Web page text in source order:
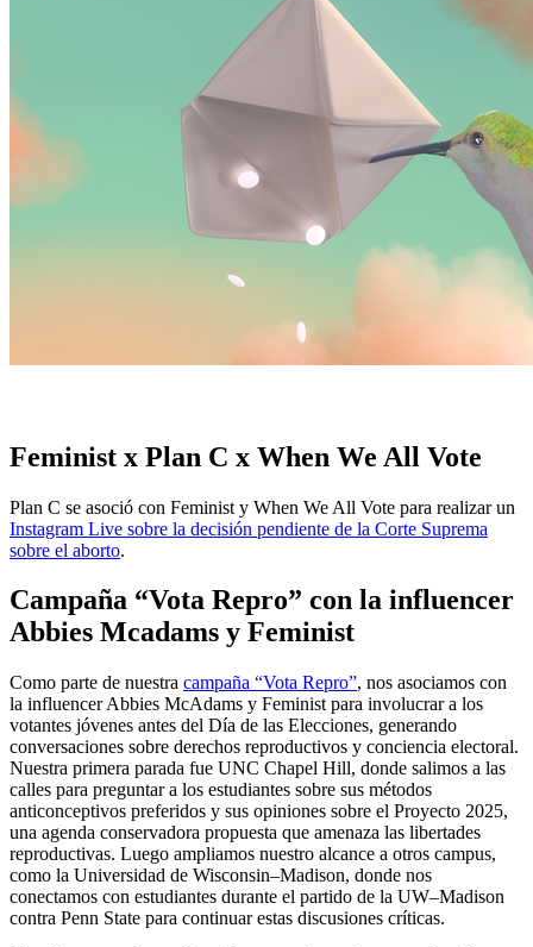
Feminist x Plan C x When We All Vote
Plan C se asoció con Feminist y When We All Vote para realizar un
Instagram Live sobre la decisión pendiente de la Corte Suprema
sobre el aborto.
Campaña “Vota Repro” con la influencer
Abbies Mcadams y Feminist
Como parte de nuestra campaña “Vota Repro”, nos asociamos con
la influencer Abbies McAdams y Feminist para involucrar a los
votantes jóvenes antes del Día de las Elecciones, generando
conversaciones sobre derechos reproductivos y conciencia electoral.
Nuestra primera parada fue UNC Chapel Hill, donde salimos a las
calles para preguntar a los estudiantes sobre sus métodos
anticonceptivos preferidos y sus opiniones sobre el Proyecto 2025,
una agenda conservadora propuesta que amenaza las libertades
reproductivas. Luego ampliamos nuestro alcance a otros campus,
como la Universidad de Wisconsin–Madison, donde nos
conectamos con estudiantes durante el partido de la UW–Madison
contra Penn State para continuar estas discusiones críticas.